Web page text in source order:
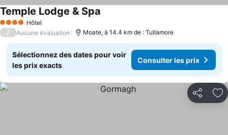
4 Étoiles Hôtel
Temple Lodge & Spa
/ Aucune évaluation Moate, à 14.4 km de : Tullamore
Sélectionnez des dates pour voir
les prix exacts
Consulter les prix
Partager